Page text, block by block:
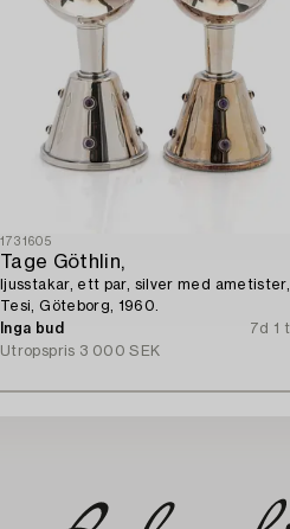
1731605
Tage Göthlin,
ljusstakar, ett par, silver med ametister,
Tesi, Göteborg, 1960.
Inga bud
7d 1
Utropspris 3 000 SEK